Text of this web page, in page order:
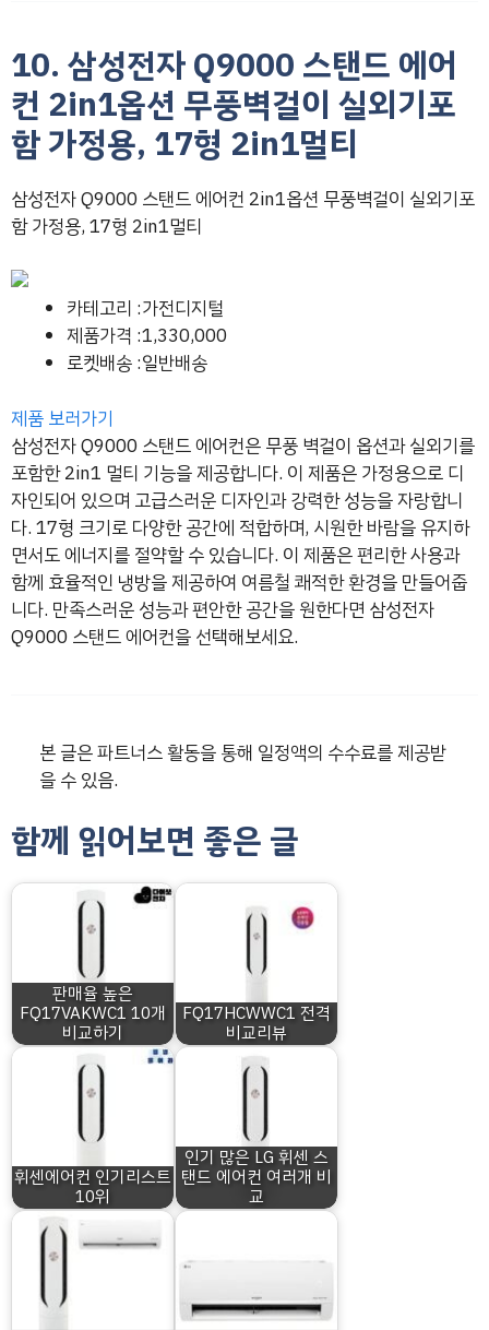
10. 삼성전자 Q9000 스탠드 에어
컨 2in1옵션 무풍벽걸이 실외기포
함 가정용, 17형 2in1멀티
삼성전자 Q9000 스탠드 에어컨 2in1옵션 무풍벽걸이 실외기포
함 가정용, 17형 2in1멀티
카테고리 :가전디지털
제품가격 :1,330,000
로켓배송 :일반배송
제품 보러가기
삼성전자 Q9000 스탠드 에어컨은 무풍 벽걸이 옵션과 실외기를
포함한 2in1 멀티 기능을 제공합니다. 이 제품은 가정용으로 디
자인되어 있으며 고급스러운 디자인과 강력한 성능을 자랑합니
다. 17형 크기로 다양한 공간에 적합하며, 시원한 바람을 유지하
면서도 에너지를 절약할 수 있습니다. 이 제품은 편리한 사용과
함께 효율적인 냉방을 제공하여 여름철 쾌적한 환경을 만들어줍
니다. 만족스러운 성능과 편안한 공간을 원한다면 삼성전자
Q9000 스탠드 에어컨을 선택해보세요.
본 글은 파트너스 활동을 통해 일정액의 수수료를 제공받
을 수 있음.
함께 읽어보면 좋은 글
판매율 높은
FQ17VAKWC1 10개
비교하기
FQ17HCWWC1 전격
비교리뷰
휘센에어컨 인기리스트
10위
인기 많은 LG 휘센 스
탠드 에어컨 여러개 비
교